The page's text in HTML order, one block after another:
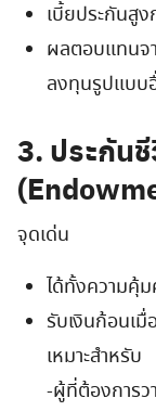
เบี้ยประกันสูง
ผลตอบแทนจ
ลงทุนรูปแบบ
3. ประกัน
จุดเด่น
ได้ทั้งความคุ้
รับเงินก้อนเ
เหมาะสำหรับ
-ผู้ที่ต้องการว